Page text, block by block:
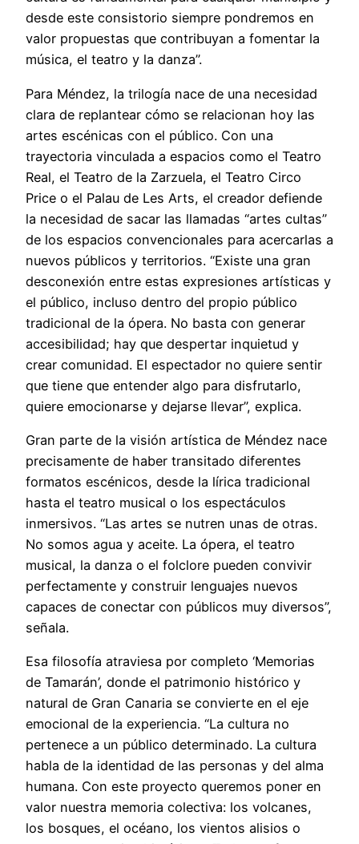
desde este consistorio siempre pondremos en
valor propuestas que contribuyan a fomentar la
música, el teatro y la danza”.
Para Méndez, la trilogía nace de una necesidad
clara de replantear cómo se relacionan hoy las
artes escénicas con el público. Con una
trayectoria vinculada a espacios como el Teatro
Real, el Teatro de la Zarzuela, el Teatro Circo
Price o el Palau de Les Arts, el creador defiende
la necesidad de sacar las llamadas “artes cultas”
de los espacios convencionales para acercarlas a
nuevos públicos y territorios. “Existe una gran
desconexión entre estas expresiones artísticas y
el público, incluso dentro del propio público
tradicional de la ópera. No basta con generar
accesibilidad; hay que despertar inquietud y
crear comunidad. El espectador no quiere sentir
que tiene que entender algo para disfrutarlo,
quiere emocionarse y dejarse llevar”, explica.
Gran parte de la visión artística de Méndez nace
precisamente de haber transitado diferentes
formatos escénicos, desde la lírica tradicional
hasta el teatro musical o los espectáculos
inmersivos. “Las artes se nutren unas de otras.
No somos agua y aceite. La ópera, el teatro
musical, la danza o el folclore pueden convivir
perfectamente y construir lenguajes nuevos
capaces de conectar con públicos muy diversos”,
señala.
Esa filosofía atraviesa por completo ‘Memorias
de Tamarán’, donde el patrimonio histórico y
natural de Gran Canaria se convierte en el eje
emocional de la experiencia. “La cultura no
pertenece a un público determinado. La cultura
habla de la identidad de las personas y del alma
humana. Con este proyecto queremos poner en
valor nuestra memoria colectiva: los volcanes,
los bosques, el océano, los vientos alisios o